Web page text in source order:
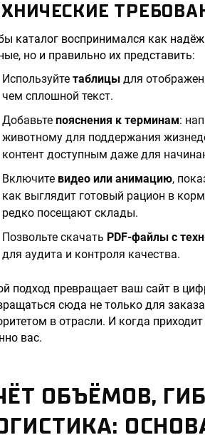
каталог воспринимался как
но и правильно их представить:
Используйте таблицы для
чем сплошной текст.
Добавьте пояснения к терминам:
животному для поддержания
контент доступным даже для
Включите видео или анимацию,
как выглядит готовый рацион в
редко посещают склады.
Позвольте скачать PDF-файлы с
для аудита и контроля качества.
подход превращает ваш сайт в
сюда не только для
в отрасли. И когда
вас.
ОБЪЁМОВ,